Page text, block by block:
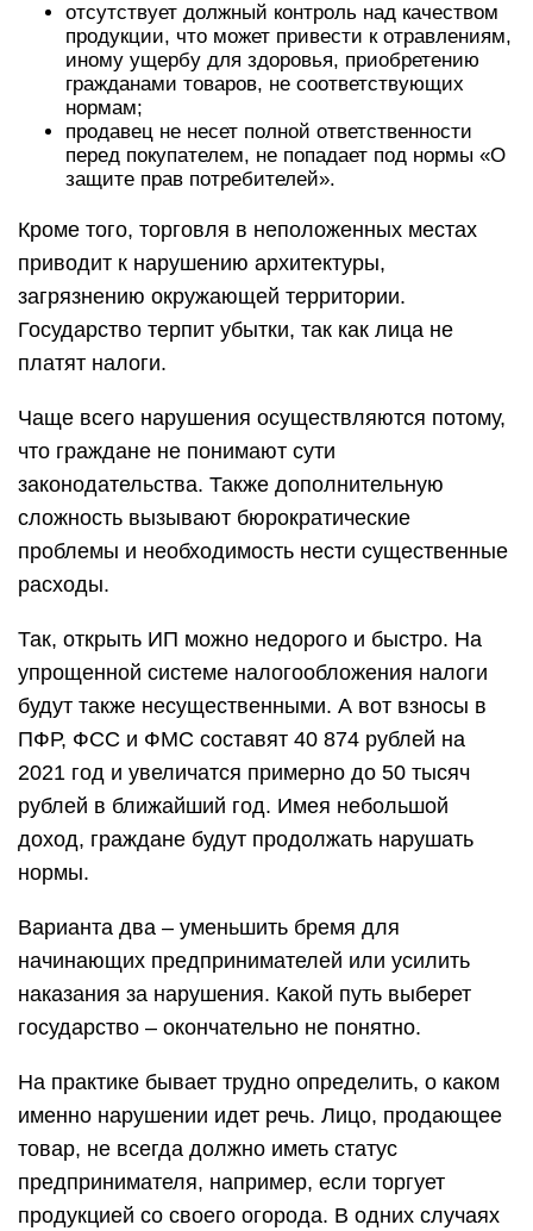
отсутствует должный контроль над качеством
продукции, что может привести к отравлениям,
иному ущербу для здоровья, приобретению
гражданами товаров, не соответствующих
нормам;
продавец не несет полной ответственности
перед покупателем, не попадает под нормы «О
защите прав потребителей».
Кроме того, торговля в неположенных местах
приводит к нарушению архитектуры,
загрязнению окружающей территории.
Государство терпит убытки, так как лица не
платят налоги.
Чаще всего нарушения осуществляются потому,
что граждане не понимают сути
законодательства. Также дополнительную
сложность вызывают бюрократические
проблемы и необходимость нести существенные
расходы.
Так, открыть ИП можно недорого и быстро. На
упрощенной системе налогообложения налоги
будут также несущественными. А вот взносы в
ПФР, ФСС и ФМС составят 40 874 рублей на
2021 год и увеличатся примерно до 50 тысяч
рублей в ближайший год. Имея небольшой
доход, граждане будут продолжать нарушать
нормы.
Варианта два – уменьшить бремя для
начинающих предпринимателей или усилить
наказания за нарушения. Какой путь выберет
государство – окончательно не понятно.
На практике бывает трудно определить, о каком
именно нарушении идет речь. Лицо, продающее
товар, не всегда должно иметь статус
предпринимателя, например, если торгует
продукцией со своего огорода. В одних случаях